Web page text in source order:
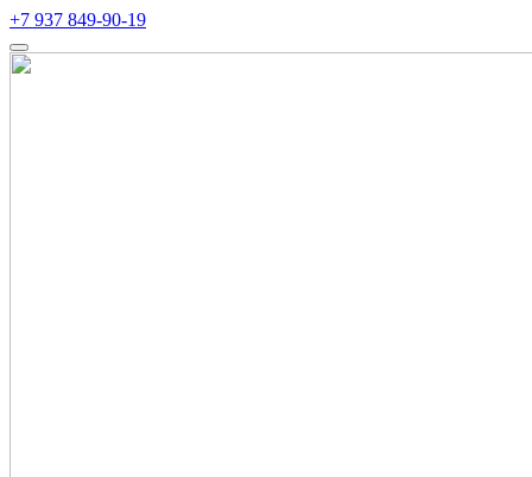
+7 937 849-90-19